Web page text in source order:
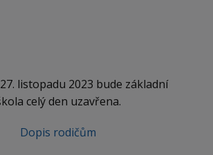
listopadu 2023 bude základní
celý den uzavřena.
Dopis rodičům